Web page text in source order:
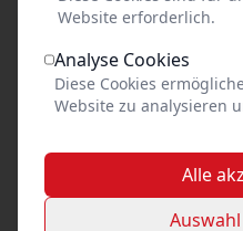
Website erforderlich.
Analyse Cookies
Diese Cookies
Website zu analysieren
Alle